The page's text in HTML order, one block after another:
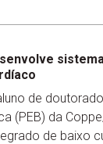
de
(PEB) da
de baixo